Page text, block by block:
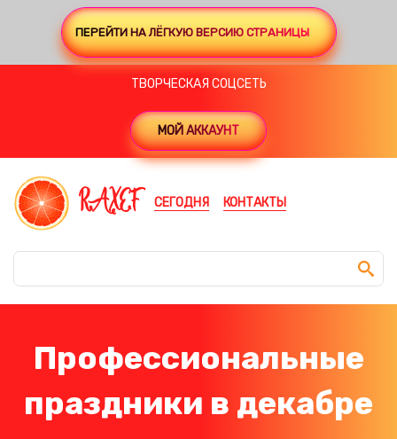
ПЕРЕЙТИ НА ЛЁГКУЮ ВЕРСИЮ СТРАНИЦЫ
ТВОРЧЕСКАЯ СОЦСЕТЬ
МОЙ АККАУНТ
RAXEF СЕГОДНЯ КОНТАКТЫ
Профессиональные
праздники в декабре